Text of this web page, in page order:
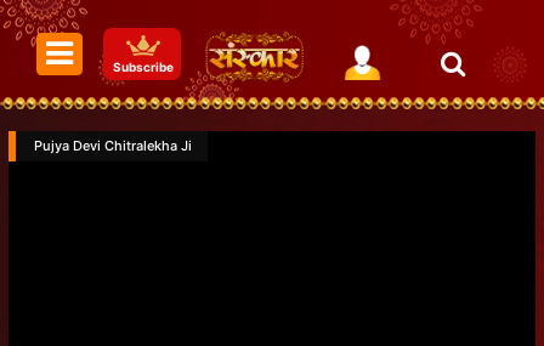
Subscribe
Pujya Devi Chitralekha Ji